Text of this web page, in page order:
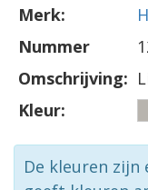
Merk:
Nummer
Omschrijving:
Kleur:
De kleuren zijn